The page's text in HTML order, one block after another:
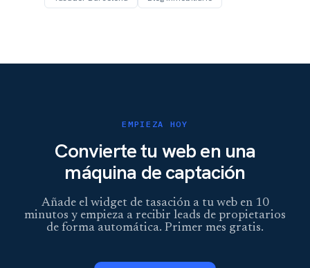
EMPIEZA HOY
Convierte tu web en una
máquina de captación
Añade el widget de tasación a tu web en 10
minutos y empieza a recibir leads de propietarios
de forma automática. Primer mes gratis.